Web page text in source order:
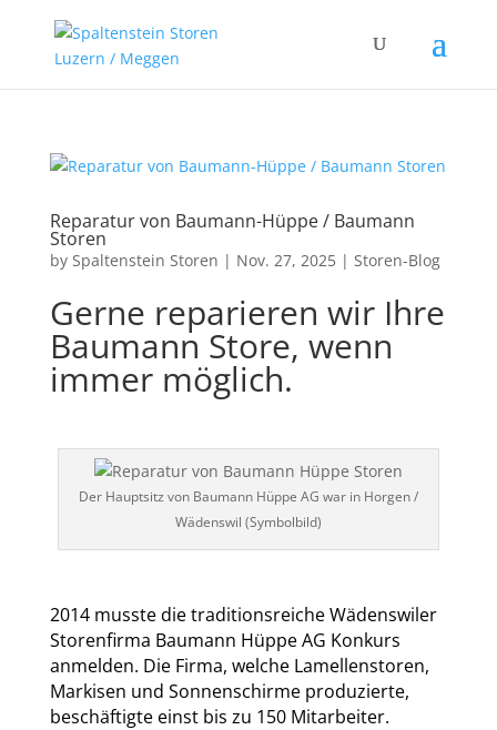
Reparatur von Baumann-Hüppe / Baumann
Storen
by Spaltenstein Storen | Nov. 27, 2025| Storen-Blog
Gerne reparieren wir Ihre
Baumann Store, wenn
immer möglich.
Der Hauptsitz von Baumann Hüppe AG war in Horgen /
Wädenswil (Symbolbild)
2014 musste die traditionsreiche Wädenswiler
Storenfirma Baumann Hüppe AG Konkurs
anmelden. Die Firma, welche Lamellenstoren,
Markisen und Sonnenschirme produzierte,
beschäftigte einst bis zu 150 Mitarbeiter.